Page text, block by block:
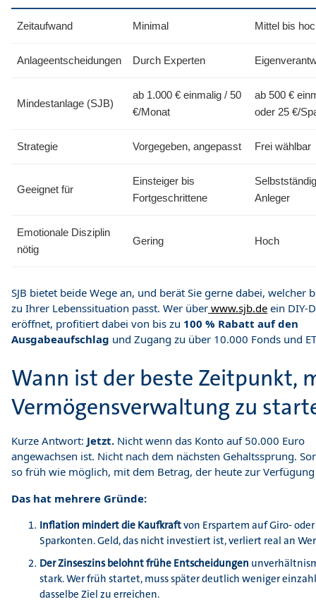
Zeitaufwand Minimal Mittel bis
Anlageentscheidungen Durch Experten
Mindestanlage (SJB)
ab 1.000 € einmalig / 50
€/Monat
ab 500 €
oder 25 €/
Strategie Vorgegeben, angepasst Frei wählbar
Geeignet für
Einsteiger bis
Fortgeschrittene
Anleger
Emotionale Disziplin
nötig
Gering Hoch
SJB bietet beide Wege an, und berät Sie gerne dabei, welcher
zu Ihrer Lebenssituation passt. Wer über www.sjb.de ein DIY-
eröffnet, profitiert dabei von bis zu 100 % Rabatt auf den
Ausgabeaufschlag und Zugang zu über 10.000 Fonds und
Wann ist der beste Zeitpunkt,
Vermögensverwaltung zu
Kurze Antwort: Jetzt. Nicht wenn das Konto auf 50.000 Euro
angewachsen ist. Nicht nach dem nächsten Gehaltssprung.
so früh wie möglich, mit dem Betrag, der heute zur
Das hat mehrere Gründe:
Inflation mindert die Kaufkraftvon Erspartem auf Giro- oder
Sparkonten. Geld, das nicht investiert ist, verliert real an
Der Zinseszins belohnt frühe Entscheidungen
stark. Wer früh startet, muss später deutlich weniger
dasselbe Ziel zu erreichen.